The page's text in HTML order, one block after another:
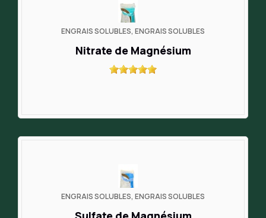
ENGRAIS SOLUBLES, ENGRAIS SOLUBLES
Nitrate de Magnésium
ENGRAIS SOLUBLES, ENGRAIS SOLUBLES